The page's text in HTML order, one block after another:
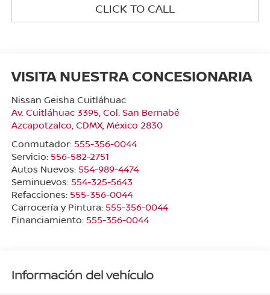
CLICK TO CALL
VISITA NUESTRA CONCESIONARIA
Nissan Geisha Cuitláhuac
Av. Cuitláhuac 3395, Col. San Bernabé
Azcapotzalco, CDMX, México 2830
Conmutador: 555-356-0044
Servicio: 556-582-2751
Autos Nuevos: 554-989-4474
Seminuevos: 554-325-5643
Refacciones: 555-356-0044
Carrocería y Pintura: 555-356-0044
Financiamiento: 555-356-0044
Información del vehículo